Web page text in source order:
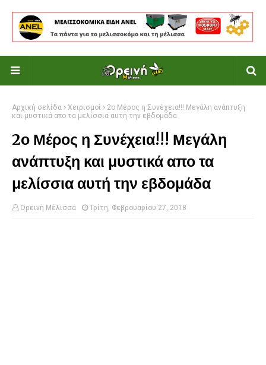
Αρχική σελίδα Χειρισμοί
2ο Μέρος η Συνέχεια!!! Μεγάλη ανάπτυξη
και μυστικά απο τα μελίσσια αυτή την εβδομάδα
2ο Μέρος η Συνέχεια!!! Μεγάλη
ανάπτυξη και μυστικά απο τα
μελίσσια αυτή την εβδομάδα
Ορεινή Μέλισσα Τρίτη, Φεβρουαρίου 27, 2018